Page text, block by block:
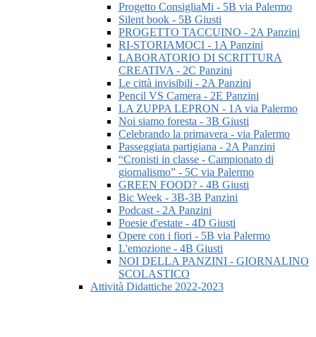
Progetto ConsigliaMi - 5B via Palermo
Silent book - 5B Giusti
PROGETTO TACCUINO - 2A Panzini
RI-STORIAMOCI - 1A Panzini
LABORATORIO DI SCRITTURA
CREATIVA - 2C Panzini
Le città invisibili - 2A Panzini
Pencil VS Camera - 2E Panzini
LA ZUPPA LEPRON - 1A via Palermo
Noi siamo foresta - 3B Giusti
Celebrando la primavera - via Palermo
Passeggiata partigiana - 2A Panzini
“Cronisti in classe - Campionato di
giornalismo” - 5C via Palermo
GREEN FOOD? - 4B Giusti
Bic Week - 3B-3B Panzini
Podcast - 2A Panzini
Poesie d'estate - 4D Giusti
Opere con i fiori - 5B via Palermo
L'emozione - 4B Giusti
NOI DELLA PANZINI - GIORNALINO
SCOLASTICO
Attività Didattiche 2022-2023